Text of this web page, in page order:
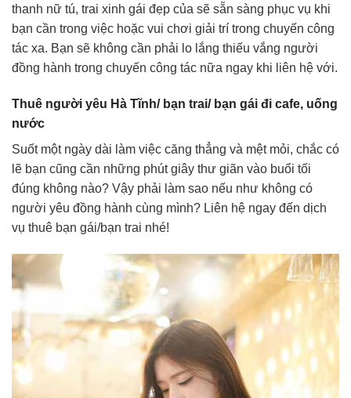
thanh nữ tú, trai xinh gái đẹp của sẽ sẵn sàng phục vụ khi
bạn cần trong việc hoặc vui chơi giải trí trong chuyến công
tác xa. Bạn sẽ không cần phải lo lắng thiếu vắng người
đồng hành trong chuyến công tác nữa ngay khi liên hệ với.
Thuê người yêu Hà Tĩnh/ bạn trai/ bạn gái đi cafe, uống
nước
Suốt một ngày dài làm việc căng thẳng và mệt mỏi, chắc có
lẽ bạn cũng cần những phút giây thư giãn vào buổi tối
đúng không nào? Vậy phải làm sao nếu như không có
người yêu đồng hành cùng mình? Liên hệ ngay đến dịch
vụ thuê bạn gái/bạn trai nhé!